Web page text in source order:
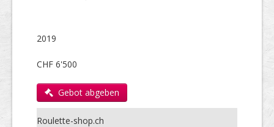
2019
CHF 6'500
Gebot abgeben
Roulette-shop.ch